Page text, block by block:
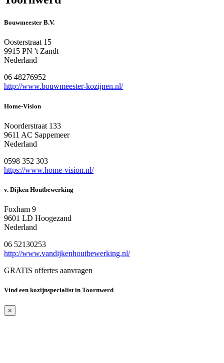
Bouwmeester B.V.
Oosterstraat 15
9915 PN 't Zandt
Nederland
06 48276952
http://www.bouwmeester-kozijnen.nl/
Home-Vision
Noorderstraat 133
9611 AC Sappemeer
Nederland
0598 352 303
https://www.home-vision.nl/
v. Dijken Houtbewerking
Foxham 9
9601 LD Hoogezand
Nederland
06 52130253
http://www.vandijkenhoutbewerking.nl/
GRATIS offertes aanvragen
Vind een kozijnspecialist in Toornwerd
×